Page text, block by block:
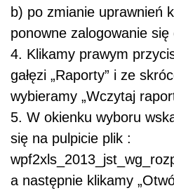
b) po zmianie uprawnień
ponowne zalogowanie
4. Klikamy prawym
gałęzi „Raporty” i ze
wybieramy „Wczytaj
5. W okienku wyboru
się na pulpicie plik :
a następnie klikamy